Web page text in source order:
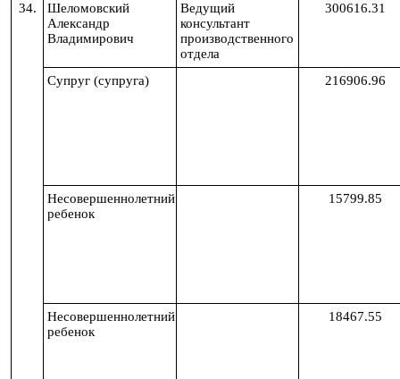
34.
Шеломовский
Александр
Владимирович
Ведущий
консультант
производственного
отдела
300616.31
Супруг (супруга) 216906.96
Несовершеннолетний
ребенок
15799.85
Несовершеннолетний
ребенок
18467.55